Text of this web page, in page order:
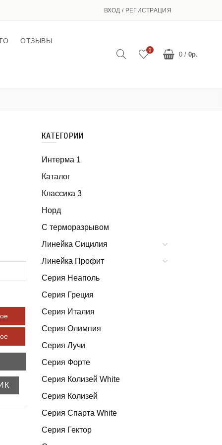
ВХОД / РЕГИСТРАЦИЯ
ОТЗЫВЫ
0
0 / 0р.
КАТЕГОРИИ
Интерма 1
Каталог
Классика 3
Норд
С терморазрывом
Линейка Сицилия
Линейка Профит
Серия Неаполь
Серия Греция
Серия Италия
Серия Олимпия
Серия Лучи
Серия Форте
Серия Колизей White
Серия Колизей
Серия Спарта White
Серия Гектор